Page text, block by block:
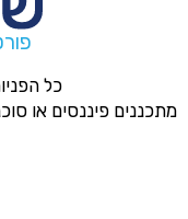
כל
מתכננים פיננסים או